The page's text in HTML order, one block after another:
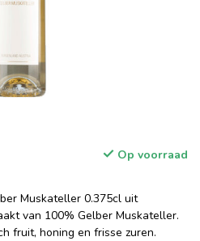
Op voorraad
Muskateller 0.375cl uit
van 100% Gelber Muskateller.
fruit, honing en frisse zuren.